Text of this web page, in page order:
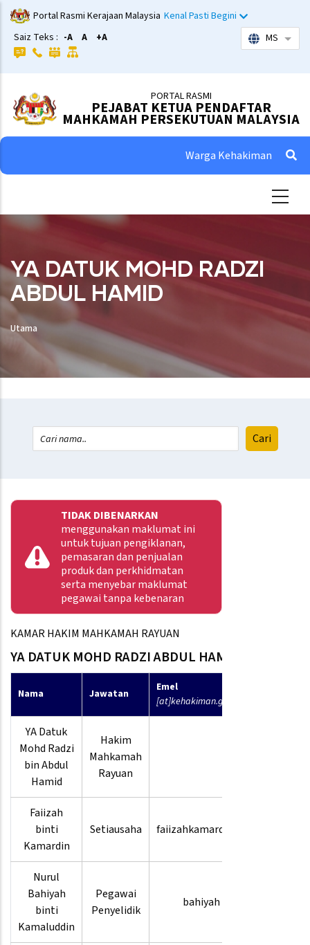
Skip
to
main
content
Portal Rasmi Kerajaan Malaysia Kenal Pasti Begini
Saiz Teks : -A A +A MS List
PORTAL RASMI
PEJABAT KETUA PENDAFTAR
MAHKAMAH PERSEKUTUAN MALAYSIA
Warga Kehakiman
YA DATUK MOHD RADZI
ABDUL HAMID
Utama
TIDAK DIBENARKAN
menggunakan maklumat ini
untuk tujuan pengiklanan,
pemasaran dan penjualan
produk dan perkhidmatan
serta menyebar maklumat
pegawai tanpa kebenaran
KAMAR HAKIM MAHKAMAH RAYUAN
YA DATUK MOHD RADZI ABDUL HAMID
Nama Jawatan
Emel
[at]kehakiman.gov.my
YA Datuk
Mohd Radzi
bin Abdul
Hamid
Hakim
Mahkamah
Rayuan
Faiizah
binti
Kamardin
Setiausaha faiizahkamardin.su
Nurul
Bahiyah
binti
Kamaluddin
Pegawai
Penyelidik
bahiyah